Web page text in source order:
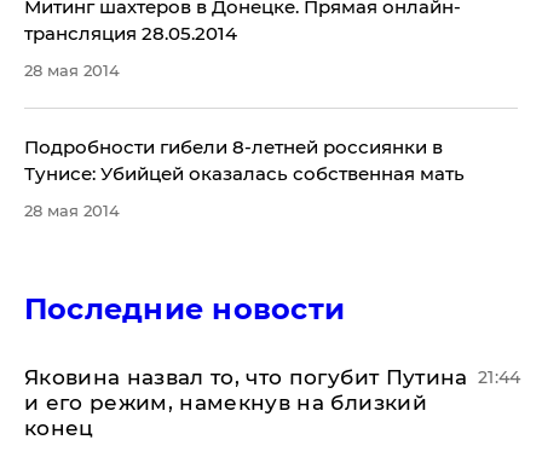
Митинг шахтеров в Донецке. Прямая онлайн-
трансляция 28.05.2014
28 мая 2014
Подробности гибели 8-летней россиянки в
Тунисе: Убийцей оказалась собственная мать
28 мая 2014
Последние новости
Яковина назвал то, что погубит Путина
и его режим, намекнув на близкий
конец
21:44